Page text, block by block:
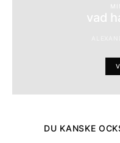
vad
DU KANSKE